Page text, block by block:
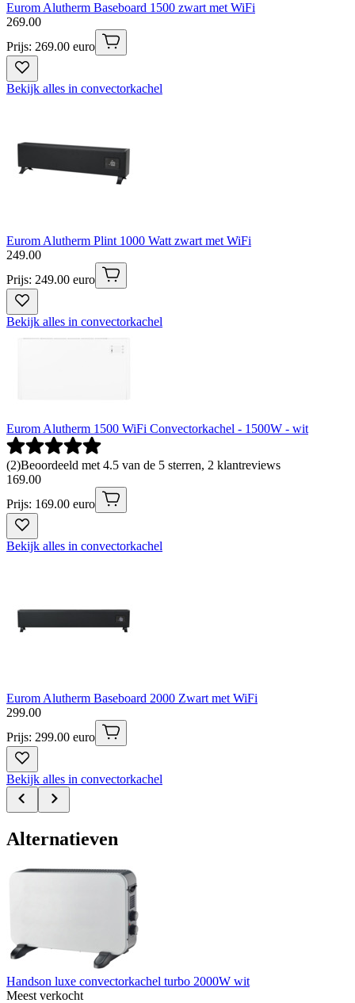
Eurom Alutherm Baseboard 1500 zwart met WiFi
269.00
Prijs: 269.00 euro
Bekijk alles in convectorkachel
Eurom Alutherm Plint 1000 Watt zwart met WiFi
249.00
Prijs: 249.00 euro
Bekijk alles in convectorkachel
Eurom Alutherm 1500 WiFi Convectorkachel - 1500W - wit
(2)Beoordeeld met 4.5 van de 5 sterren, 2 klantreviews
169.00
Prijs: 169.00 euro
Bekijk alles in convectorkachel
Eurom Alutherm Baseboard 2000 Zwart met WiFi
299.00
Prijs: 299.00 euro
Bekijk alles in convectorkachel
Alternatieven
Handson luxe convectorkachel turbo 2000W wit
Meest verkocht